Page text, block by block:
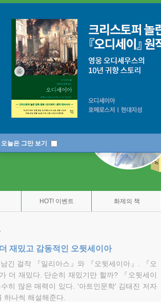
오늘은 그만 보기
HOT! 이벤트 화제의 책
재밌고 감동적인 오뒷세이아
긴 걸작 『일리아스』와 『오뒷세이아』. 『오
더 재밌다. 단순히 재밌기만 할까? 『오뒷세이
히 많은 매력이 있다. '아트인문학' 김태진 저자
하나씩 해설해준다.